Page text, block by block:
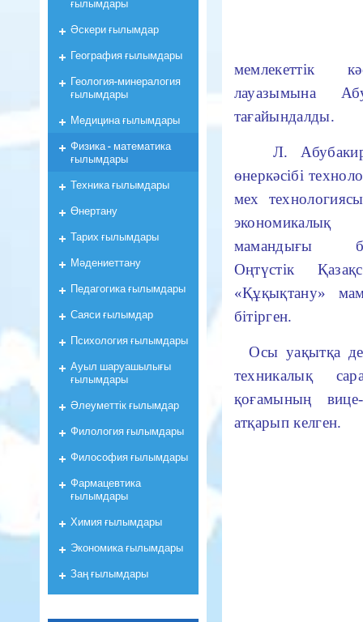
мемлекеттік
лауазымына
тағайындалды.
Л.
өнеркәсібі
мех
экономикалық
мамандығы
Оңтүстік
«Құқықтану»
бітірген.
Осы уақытқа
техникалық
қоғамының
атқарып келген.
Әскери ғылымдар
География ғылымдары
Геология-минералогия
ғылымдары
Медицина ғылымдары
Физика - математика
ғылымдары
Техника ғылымдары
Өнертану
Тарих ғылымдары
Мәдениеттану
Педагогика ғылымдары
Саяси ғылымдар
Психология ғылымдары
Ауыл шаруашылығы
ғылымдары
Әлеуметтік ғылымдар
Филология ғылымдары
Философия ғылымдары
Фармацевтика
ғылымдары
Химия ғылымдары
Экономика ғылымдары
Заң ғылымдары